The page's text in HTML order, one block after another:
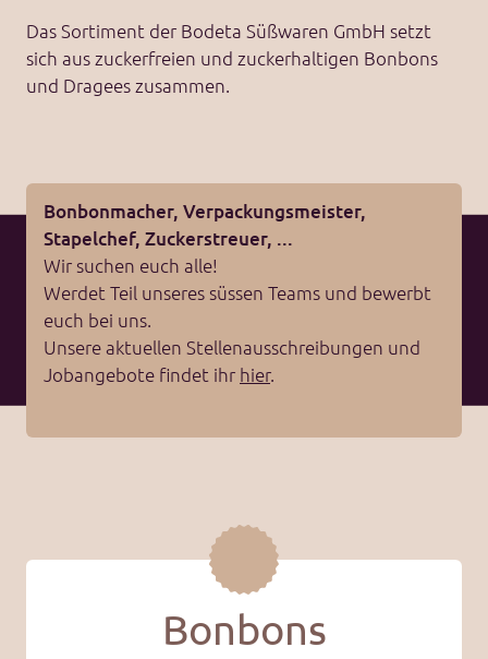
Das Sortiment der Bodeta Süßwaren GmbH setzt
sich aus zuckerfreien und zuckerhaltigen Bonbons
und Dragees zusammen.
Bonbonmacher, Verpackungsmeister,
Stapelchef, Zuckerstreuer, ...
Wir suchen euch alle!
Werdet Teil unseres süssen Teams und bewerbt
euch bei uns.
Unsere aktuellen Stellenausschreibungen und
Jobangebote findet ihr hier.
Bonbons